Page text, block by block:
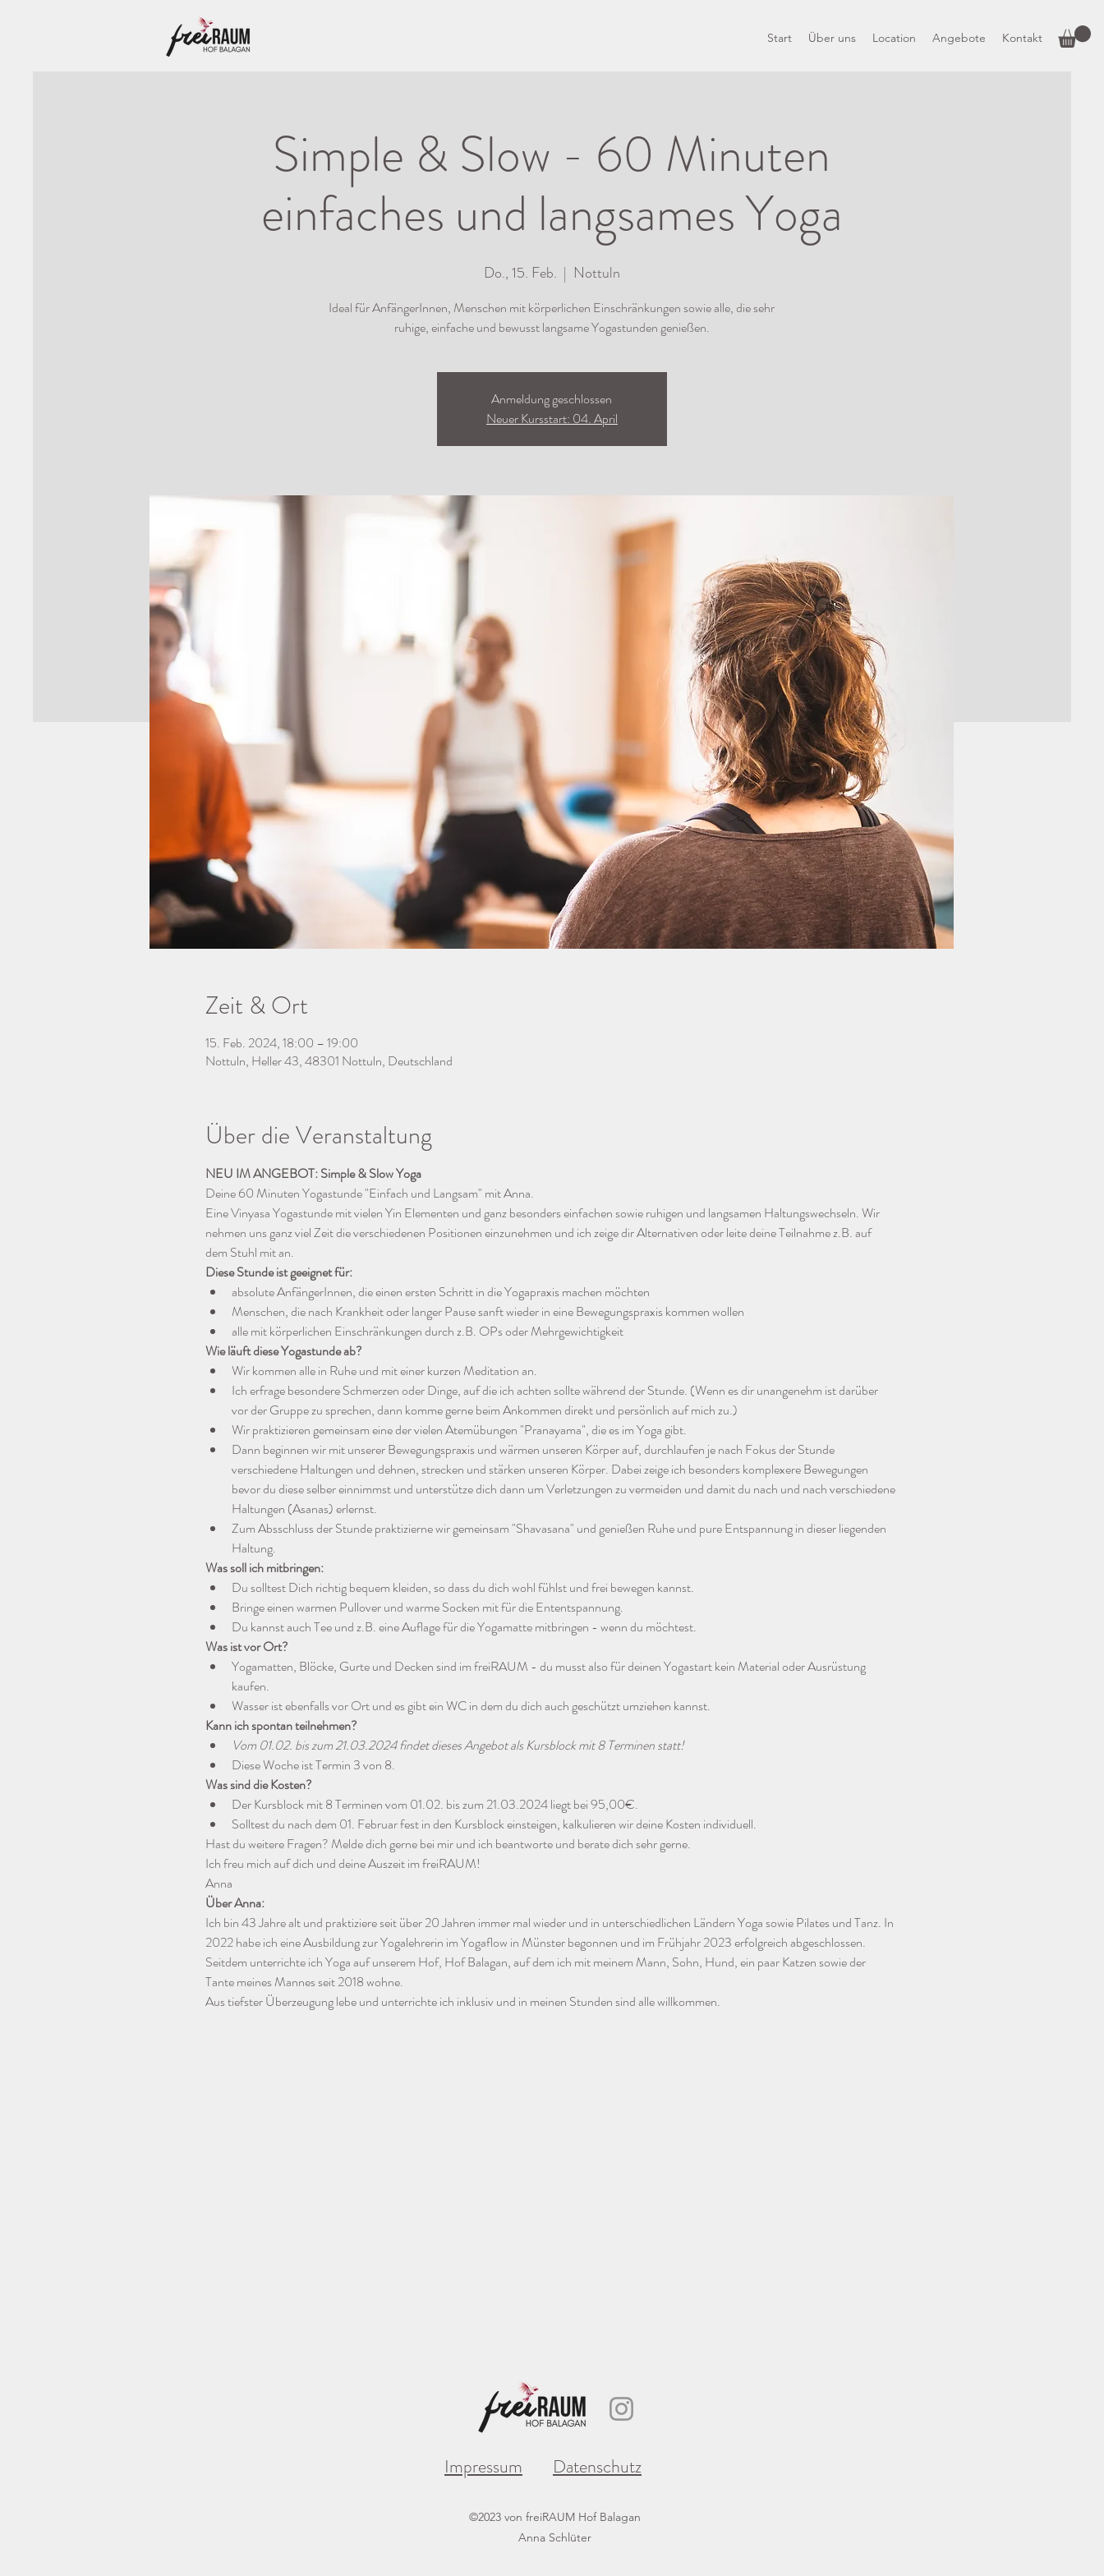
Start Über uns Location Angebote Kontakt
Simple & Slow - 60 Minuten
einfaches und langsames Yoga
Do., 15. Feb.
  |
Nottuln
Ideal für AnfängerInnen, Menschen mit körperlichen Einschränkungen sowie alle, die sehr
ruhige, einfache und bewusst langsame Yogastunden genießen.
Anmeldung geschlossen
Neuer Kursstart: 04. April
Zeit & Ort
15. Feb. 2024, 18:00 – 19:00
Nottuln, Heller 43, 48301 Nottuln, Deutschland
Über die Veranstaltung
NEU IM ANGEBOT: Simple & Slow Yoga
Deine 60 Minuten Yogastunde "Einfach und Langsam" mit Anna.
Eine Vinyasa Yogastunde mit vielen Yin Elementen und ganz besonders einfachen sowie ruhigen und langsamen Haltungswechseln. Wir
nehmen uns ganz viel Zeit die verschiedenen Positionen einzunehmen und ich zeige dir Alternativen oder leite deine Teilnahme z.B. auf
dem Stuhl mit an.
Diese Stunde ist geeignet für:
absolute AnfängerInnen, die einen ersten Schritt in die Yogapraxis machen möchten
Menschen, die nach Krankheit oder langer Pause sanft wieder in eine Bewegungspraxis kommen wollen
alle mit körperlichen Einschränkungen durch z.B. OPs oder Mehrgewichtigkeit
Wie läuft diese Yogastunde ab?
Wir kommen alle in Ruhe und mit einer kurzen Meditation an.
Ich erfrage besondere Schmerzen oder Dinge, auf die ich achten sollte während der Stunde. (Wenn es dir unangenehm ist darüber
vor der Gruppe zu sprechen, dann komme gerne beim Ankommen direkt und persönlich auf mich zu.)
Wir praktizieren gemeinsam eine der vielen Atemübungen "Pranayama", die es im Yoga gibt.
Dann beginnen wir mit unserer Bewegungspraxis und wärmen unseren Körper auf, durchlaufen je nach Fokus der Stunde
verschiedene Haltungen und dehnen, strecken und stärken unseren Körper. Dabei zeige ich besonders komplexere Bewegungen
bevor du diese selber einnimmst und unterstütze dich dann um Verletzungen zu vermeiden und damit du nach und nach verschiedene
Haltungen (Asanas) erlernst.
Zum Absschluss der Stunde praktizierne wir gemeinsam "Shavasana" und genießen Ruhe und pure Entspannung in dieser liegenden
Haltung.
Was soll ich mitbringen:
Du solltest Dich richtig bequem kleiden, so dass du dich wohl fühlst und frei bewegen kannst.
Bringe einen warmen Pullover und warme Socken mit für die Ententspannung.
Du kannst auch Tee und z.B. eine Auflage für die Yogamatte mitbringen - wenn du möchtest.
Was ist vor Ort?
Yogamatten, Blöcke, Gurte und Decken sind im freiRAUM - du musst also für deinen Yogastart kein Material oder Ausrüstung
kaufen.
Wasser ist ebenfalls vor Ort und es gibt ein WC in dem du dich auch geschützt umziehen kannst.
Kann ich spontan teilnehmen?
Vom 01.02. bis zum 21.03.2024 findet dieses Angebot als Kursblock mit 8 Terminen statt!
Diese Woche ist Termin 3 von 8.
Was sind die Kosten?
Der Kursblock mit 8 Terminen vom 01.02. bis zum 21.03.2024 liegt bei 95,00€.
Solltest du nach dem 01. Februar fest in den Kursblock einsteigen, kalkulieren wir deine Kosten individuell.
Hast du weitere Fragen? Melde dich gerne bei mir und ich beantworte und berate dich sehr gerne.
Ich freu mich auf dich und deine Auszeit im freiRAUM!
Anna
Über Anna:
Ich bin 43 Jahre alt und praktiziere seit über 20 Jahren immer mal wieder und in unterschiedlichen Ländern Yoga sowie Pilates und Tanz. In
2022 habe ich eine Ausbildung zur Yogalehrerin im Yogaflow in Münster begonnen und im Frühjahr 2023 erfolgreich abgeschlossen.
Seitdem unterrichte ich Yoga auf unserem Hof, Hof Balagan, auf dem ich mit meinem Mann, Sohn, Hund, ein paar Katzen sowie der
Tante meines Mannes seit 2018 wohne.
Aus tiefster Überzeugung lebe und unterrichte ich inklusiv und in meinen Stunden sind alle willkommen.
Impressum Datenschutz
©2023 von freiRAUM Hof Balagan
Anna Schlüter